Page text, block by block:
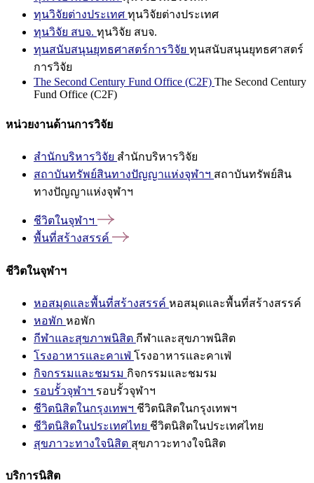
ทุนวิจัยต่างประเทศ ทุนวิจัยต่างประเทศ
ทุนวิจัย สบจ. ทุนวิจัย สบจ.
ทุนสนับสนุนยุทธศาสตร์การวิจัย ทุนสนับสนุนยุทธศาสตร์
การวิจัย
The Second Century Fund Office (C2F) The Second Century
Fund Office (C2F)
หน่วยงานด้านการวิจัย
สำนักบริหารวิจัย สำนักบริหารวิจัย
สถาบันทรัพย์สินทางปัญญาแห่งจุฬาฯ สถาบันทรัพย์สิน
ทางปัญญาแห่งจุฬาฯ
ชีวิตในจุฬาฯ
พื้นที่สร้างสรรค์
ชีวิตในจุฬาฯ
หอสมุดและพื้นที่สร้างสรรค์ หอสมุดและพื้นที่สร้างสรรค์
หอพัก หอพัก
กีฬาและสุขภาพนิสิต กีฬาและสุขภาพนิสิต
โรงอาหารและคาเฟ่ โรงอาหารและคาเฟ่
กิจกรรมและชมรม กิจกรรมและชมรม
รอบรั้วจุฬาฯ รอบรั้วจุฬาฯ
ชีวิตนิสิตในกรุงเทพฯ ชีวิตนิสิตในกรุงเทพฯ
ชีวิตนิสิตในประเทศไทย ชีวิตนิสิตในประเทศไทย
สุขภาวะทางใจนิสิต สุขภาวะทางใจนิสิต
บริการนิสิต